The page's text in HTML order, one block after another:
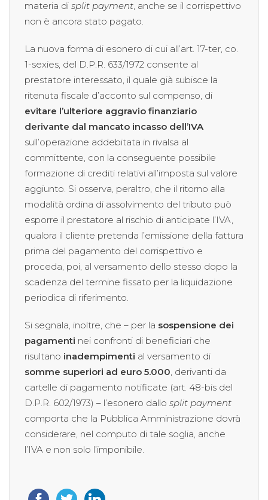
materia di split payment , anche se il corrispettivo
non è ancora stato pagato.
La nuova forma di esonero di cui all’art. 17-ter, co.
1-sexies, del D.P.R. 633/1972 consente al
prestatore interessato, il quale già subisce la
ritenuta fiscale d’acconto sul compenso, di
evitare l’ulteriore aggravio finanziario
derivante dal mancato incasso dell’IVA
sull’operazione addebitata in rivalsa al
committente, con la conseguente possibile
formazione di crediti relativi all’imposta sul valore
aggiunto. Si osserva, peraltro, che il ritorno alla
modalità ordina di assolvimento del tributo può
esporre il prestatore al rischio di anticipate l’IVA,
qualora il cliente pretenda l’emissione della fattura
prima del pagamento del corrispettivo e
proceda, poi, al versamento dello stesso dopo la
scadenza del termine fissato per la liquidazione
periodica di riferimento.
Si segnala, inoltre, che – per la sospensione dei
pagamenti nei confronti di beneficiari che
risultano inadempimenti al versamento di
somme superiori ad euro 5.000 , derivanti da
cartelle di pagamento notificate (art. 48-bis del
D.P.R. 602/1973) – l’esonero dallo split payment
comporta che la Pubblica Amministrazione dovrà
considerare, nel computo di tale soglia, anche
l’IVA e non solo l’imponibile.